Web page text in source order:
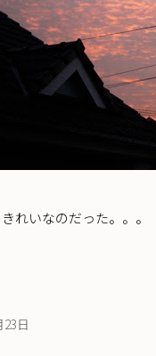
れいなのだった。。。
23日